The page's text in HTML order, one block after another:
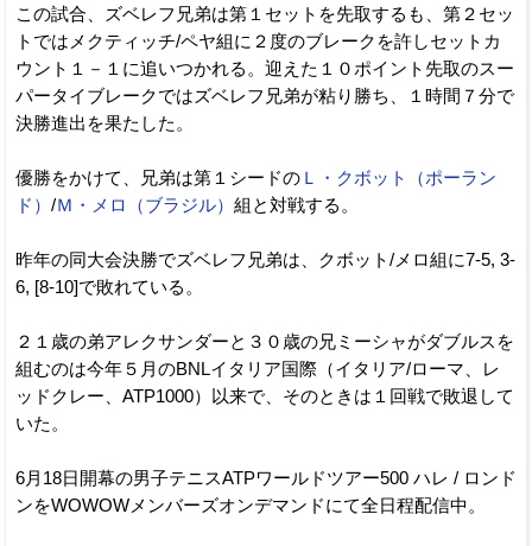
この試合、ズベレフ兄弟は第１セットを先取するも、第２セッ
トではメクティッチ/ペヤ組に２度のブレークを許しセットカ
ウント１－１に追いつかれる。迎えた１０ポイント先取のスー
パータイブレークではズベレフ兄弟が粘り勝ち、１時間７分で
決勝進出を果たした。
優勝をかけて、兄弟は第１シードの Ｌ・クボット（ポーラン
ド） /Ｍ・メロ（ブラジル） 組と対戦する。
昨年の同大会決勝でズベレフ兄弟は、クボット/メロ組に7-5, 3-
6, [8-10]で敗れている。
２１歳の弟アレクサンダーと３０歳の兄ミーシャがダブルスを
組むのは今年５月のBNLイタリア国際（イタリア/ローマ、レ
ッドクレー、ATP1000）以来で、そのときは１回戦で敗退して
いた。
6月18日開幕の男子テニスATPワールドツアー500 ハレ / ロンド
ンをWOWOWメンバーズオンデマンドにて全日程配信中。